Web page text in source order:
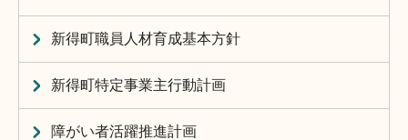
新得町職員人材育成基本方針
新得町特定事業主行動計画
障がい者活躍推進計画